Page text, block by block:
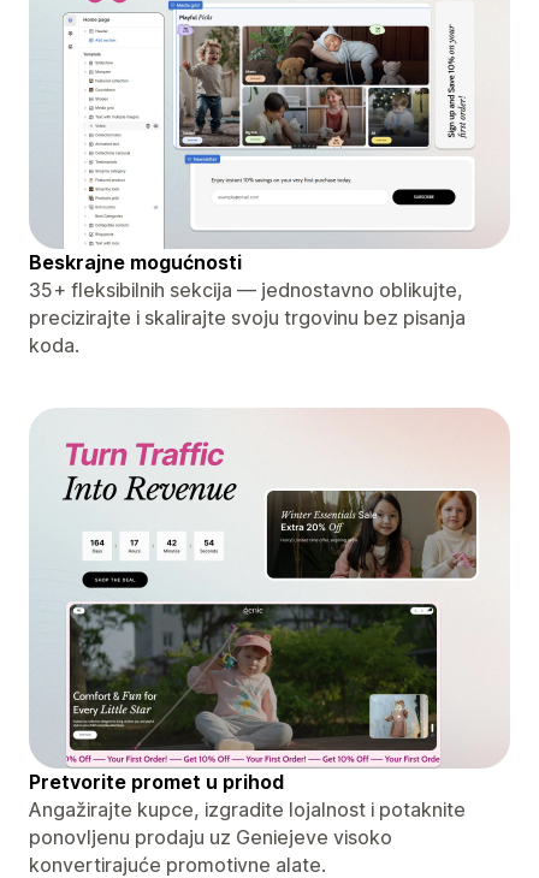
Beskrajne mogućnosti
35+ fleksibilnih sekcija — jednostavno oblikujte,
precizirajte i skalirajte svoju trgovinu bez pisanja
koda.
Pretvorite promet u prihod
Angažirajte kupce, izgradite lojalnost i potaknite
ponovljenu prodaju uz Geniejeve visoko
konvertirajuće promotivne alate.